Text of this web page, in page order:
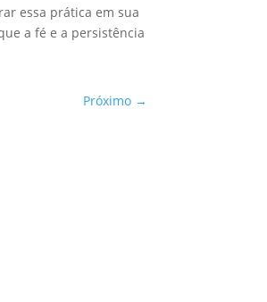
essa prática em sua
a fé e a persistência
Próximo→